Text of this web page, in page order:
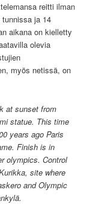
reitti ilman
ja 14
aikana on kielletty
olevia
myös netissä, on
at sunset from
statue. This time
years ago Paris
Finish is in
olympics. Control
site where
and Olympic